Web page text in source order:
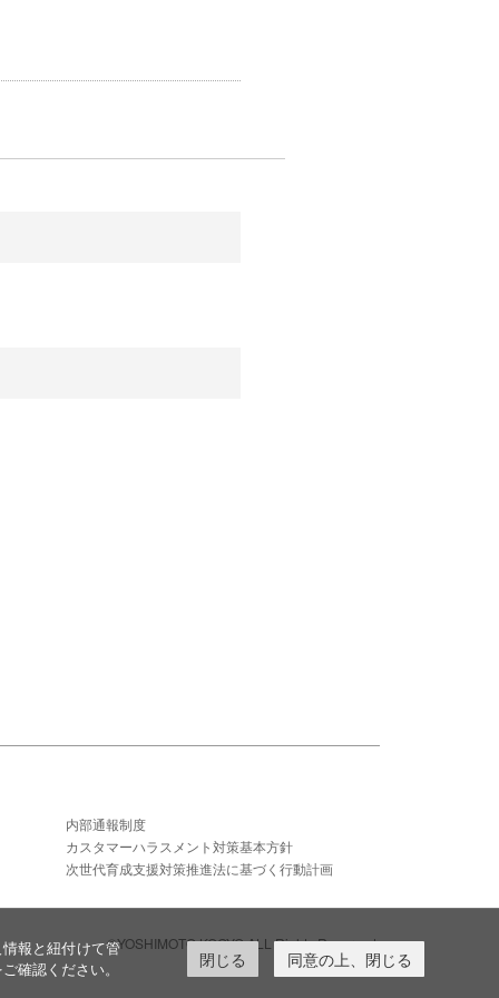
内部通報制度
カスタマーハラスメント対策基本方針
次世代育成支援対策推進法に基づく行動計画
©YOSHIMOTO KOGYO,ALL Rights Reserved.
報と紐付けて管
確認ください。
閉じる 同意の上、閉じる